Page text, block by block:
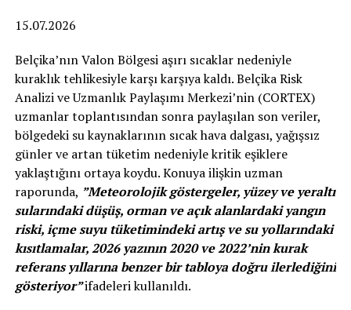
15.07.2026
Belçika’nın Valon Bölgesi aşırı sıcaklar nedeniyle
kuraklık tehlikesiyle karşı karşıya kaldı. Belçika Risk
Analizi ve Uzmanlık Paylaşımı Merkezi’nin (CORTEX)
uzmanlar toplantısından sonra paylaşılan son veriler,
bölgedeki su kaynaklarının sıcak hava dalgası, yağışsız
günler ve artan tüketim nedeniyle kritik eşiklere
yaklaştığını ortaya koydu. Konuya ilişkin uzman
raporunda, ”Meteorolojik göstergeler, yüzey ve yeraltı
sularındaki düşüş, orman ve açık alanlardaki yangın
riski, içme suyu tüketimindeki artış ve su yollarındaki
kısıtlamalar, 2026 yazının 2020 ve 2022’nin kurak
referans yıllarına benzer bir tabloya doğru ilerlediğini
gösteriyor”ifadeleri kullanıldı.